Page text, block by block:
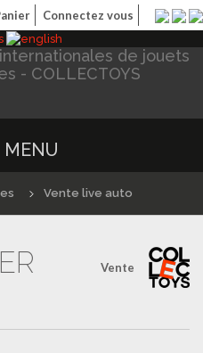
Connectez vous
MENU
Vente live auto
Vente